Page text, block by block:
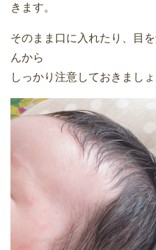
きます。
そのまま口に入れたり、目
んから
しっかり注意しておきましょ